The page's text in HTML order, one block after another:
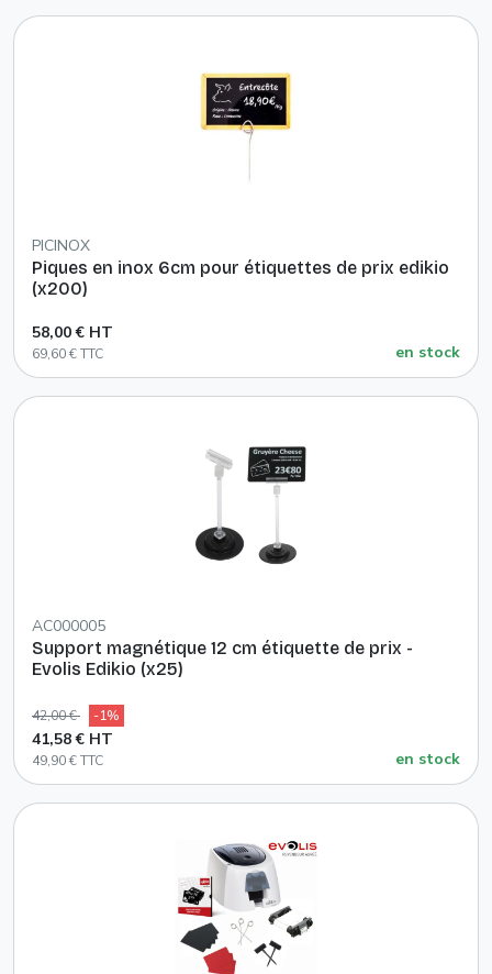
PICINOX
Piques en inox 6cm pour étiquettes de prix edikio
(x200)
58,00 € HT
69,60 € TTC en stock
AC000005
Support magnétique 12 cm étiquette de prix -
Evolis Edikio (x25)
42,00 € -1%
41,58 € HT
49,90 € TTC en stock